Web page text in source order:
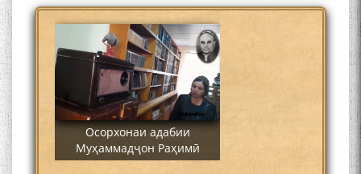
Осорхонаи адабии
Муҳаммадҷон Раҳимӣ